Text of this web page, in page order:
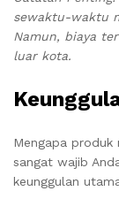
sewaktu-waktu
Namun, biaya
luar kota.
Mengapa produk
sangat wajib
keunggulan